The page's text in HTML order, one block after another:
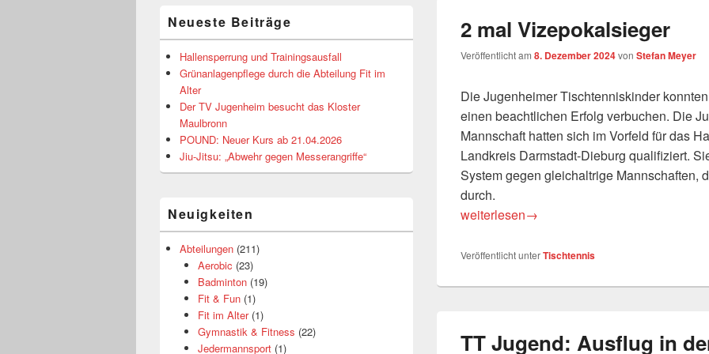
2 mal Vizepokalsieger
Veröffentlicht am 8. Dezember 2024von Stefan Meyer
Die Jugenheimer Tischtenniskinder
einen beachtlichen Erfolg verbuchen. Die
Mannschaft hatten sich im Vorfeld für das
Landkreis Darmstadt-Dieburg qualifiziert.
System gegen gleichaltrige Mannschaften,
durch.
2 mal Vizepokalsieger
weiterlesen→
Veröffentlicht unterTischtennis
TT Jugend: Ausflug in
Neueste Beiträge
Hallensperrung und Trainingsausfall
Grünanlagenpflege durch die Abteilung Fit im
Alter
Der TV Jugenheim besucht das Kloster
Maulbronn
POUND: Neuer Kurs ab 21.04.2026
Jiu-Jitsu: „Abwehr gegen Messerangriffe“
Neuigkeiten
Abteilungen (211)
Aerobic (23)
Badminton(19)
Fit & Fun(1)
Fit im Alter(1)
Gymnastik & Fitness (22)
Jedermannsport(1)